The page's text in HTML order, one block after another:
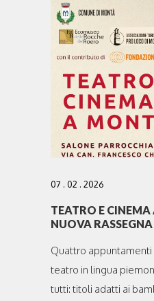
07 . 02 . 2026
TEATRO E
NUOVA
Quattro
teatro in lingua
tutti: titoli adatti ai